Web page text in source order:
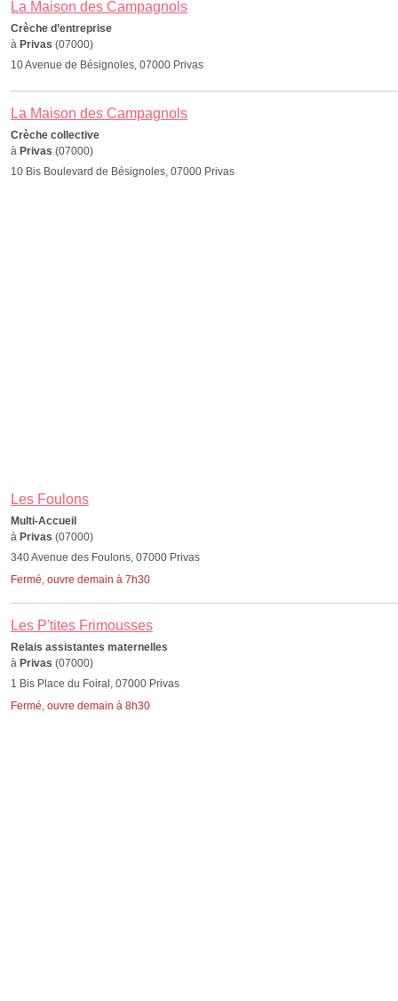
La Maison des Campagnols
Crèche d’entreprise
à Privas (07000)
10 Avenue de Bésignoles, 07000 Privas
La Maison des Campagnols
Crèche collective
à Privas (07000)
10 Bis Boulevard de Bésignoles, 07000 Privas
Les Foulons
Multi-Accueil
à Privas (07000)
340 Avenue des Foulons, 07000 Privas
Fermé, ouvre demain à 7h30
Les P'tites Frimousses
Relais assistantes maternelles
à Privas (07000)
1 Bis Place du Foiral, 07000 Privas
Fermé, ouvre demain à 8h30